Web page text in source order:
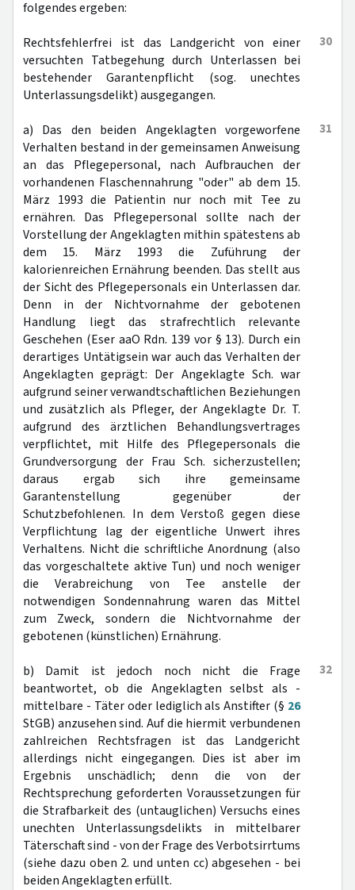
folgendes ergeben:
30
Rechtsfehlerfrei ist das Landgericht von einer
versuchten Tatbegehung durch Unterlassen bei
bestehender Garantenpflicht (sog. unechtes
Unterlassungsdelikt) ausgegangen.
31
a) Das den beiden Angeklagten vorgeworfene
Verhalten bestand in der gemeinsamen Anweisung
an das Pflegepersonal, nach Aufbrauchen der
vorhandenen Flaschennahrung "oder" ab dem 15.
März 1993 die Patientin nur noch mit Tee zu
ernähren. Das Pflegepersonal sollte nach der
Vorstellung der Angeklagten mithin spätestens ab
dem 15. März 1993 die Zuführung der
kalorienreichen Ernährung beenden. Das stellt aus
der Sicht des Pflegepersonals ein Unterlassen dar.
Denn in der Nichtvornahme der gebotenen
Handlung liegt das strafrechtlich relevante
Geschehen (Eser aaO Rdn. 139 vor § 13). Durch ein
derartiges Untätigsein war auch das Verhalten der
Angeklagten geprägt: Der Angeklagte Sch. war
aufgrund seiner verwandtschaftlichen Beziehungen
und zusätzlich als Pfleger, der Angeklagte Dr. T.
aufgrund des ärztlichen Behandlungsvertrages
verpflichtet, mit Hilfe des Pflegepersonals die
Grundversorgung der Frau Sch. sicherzustellen;
daraus ergab sich ihre gemeinsame
Garantenstellung gegenüber der
Schutzbefohlenen. In dem Verstoß gegen diese
Verpflichtung lag der eigentliche Unwert ihres
Verhaltens. Nicht die schriftliche Anordnung (also
das vorgeschaltete aktive Tun) und noch weniger
die Verabreichung von Tee anstelle der
notwendigen Sondennahrung waren das Mittel
zum Zweck, sondern die Nichtvornahme der
gebotenen (künstlichen) Ernährung.
32
b) Damit ist jedoch noch nicht die Frage
beantwortet, ob die Angeklagten selbst als -
mittelbare - Täter oder lediglich als Anstifter (§ 26
StGB) anzusehen sind. Auf die hiermit verbundenen
zahlreichen Rechtsfragen ist das Landgericht
allerdings nicht eingegangen. Dies ist aber im
Ergebnis unschädlich; denn die von der
Rechtsprechung geforderten Voraussetzungen für
die Strafbarkeit des (untauglichen) Versuchs eines
unechten Unterlassungsdelikts in mittelbarer
Täterschaft sind - von der Frage des Verbotsirrtums
(siehe dazu oben 2. und unten cc) abgesehen - bei
beiden Angeklagten erfüllt.